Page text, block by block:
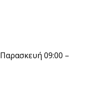
09:00 –